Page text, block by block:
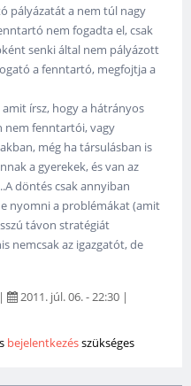
pályázatát a nem túl nagy
nem fogadta el, csak
senki által nem pályázott
a fenntartó, megfojtja a
írsz, hogy a hátrányos
nem fenntartói, vagy
még ha társulásban is
a gyerekek, és van az
döntés csak annyiban
nyomni a problémákat (amit
távon stratégiát
nemcsak az igazgatót, de
| 2011. júl. 06. - 22:30 |
bejelentkezésszükséges